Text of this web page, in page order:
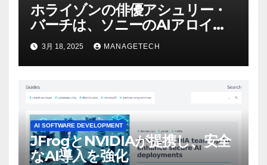
ホライゾンの俳優アシュリー・
バーチは、ソニーのAIアロイの
ビデオを見て「ゲームパフォー
マンスという芸術形式に不安を
感じた」と語る – IGN
3月 18, 2025 MANAGETECH
AI SOFTWARE DEVELOPMENT
JFrogとNVIDIAが提携し、安全
なAI導入を強化